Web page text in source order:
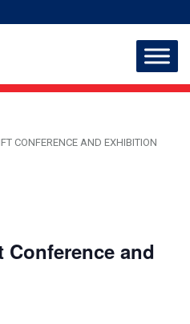
CONFERENCE AND EXHIBITION
and